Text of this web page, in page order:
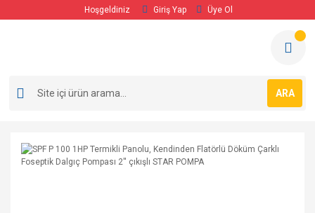
Hoşgeldiniz Giriş Yap Üye Ol
ARA